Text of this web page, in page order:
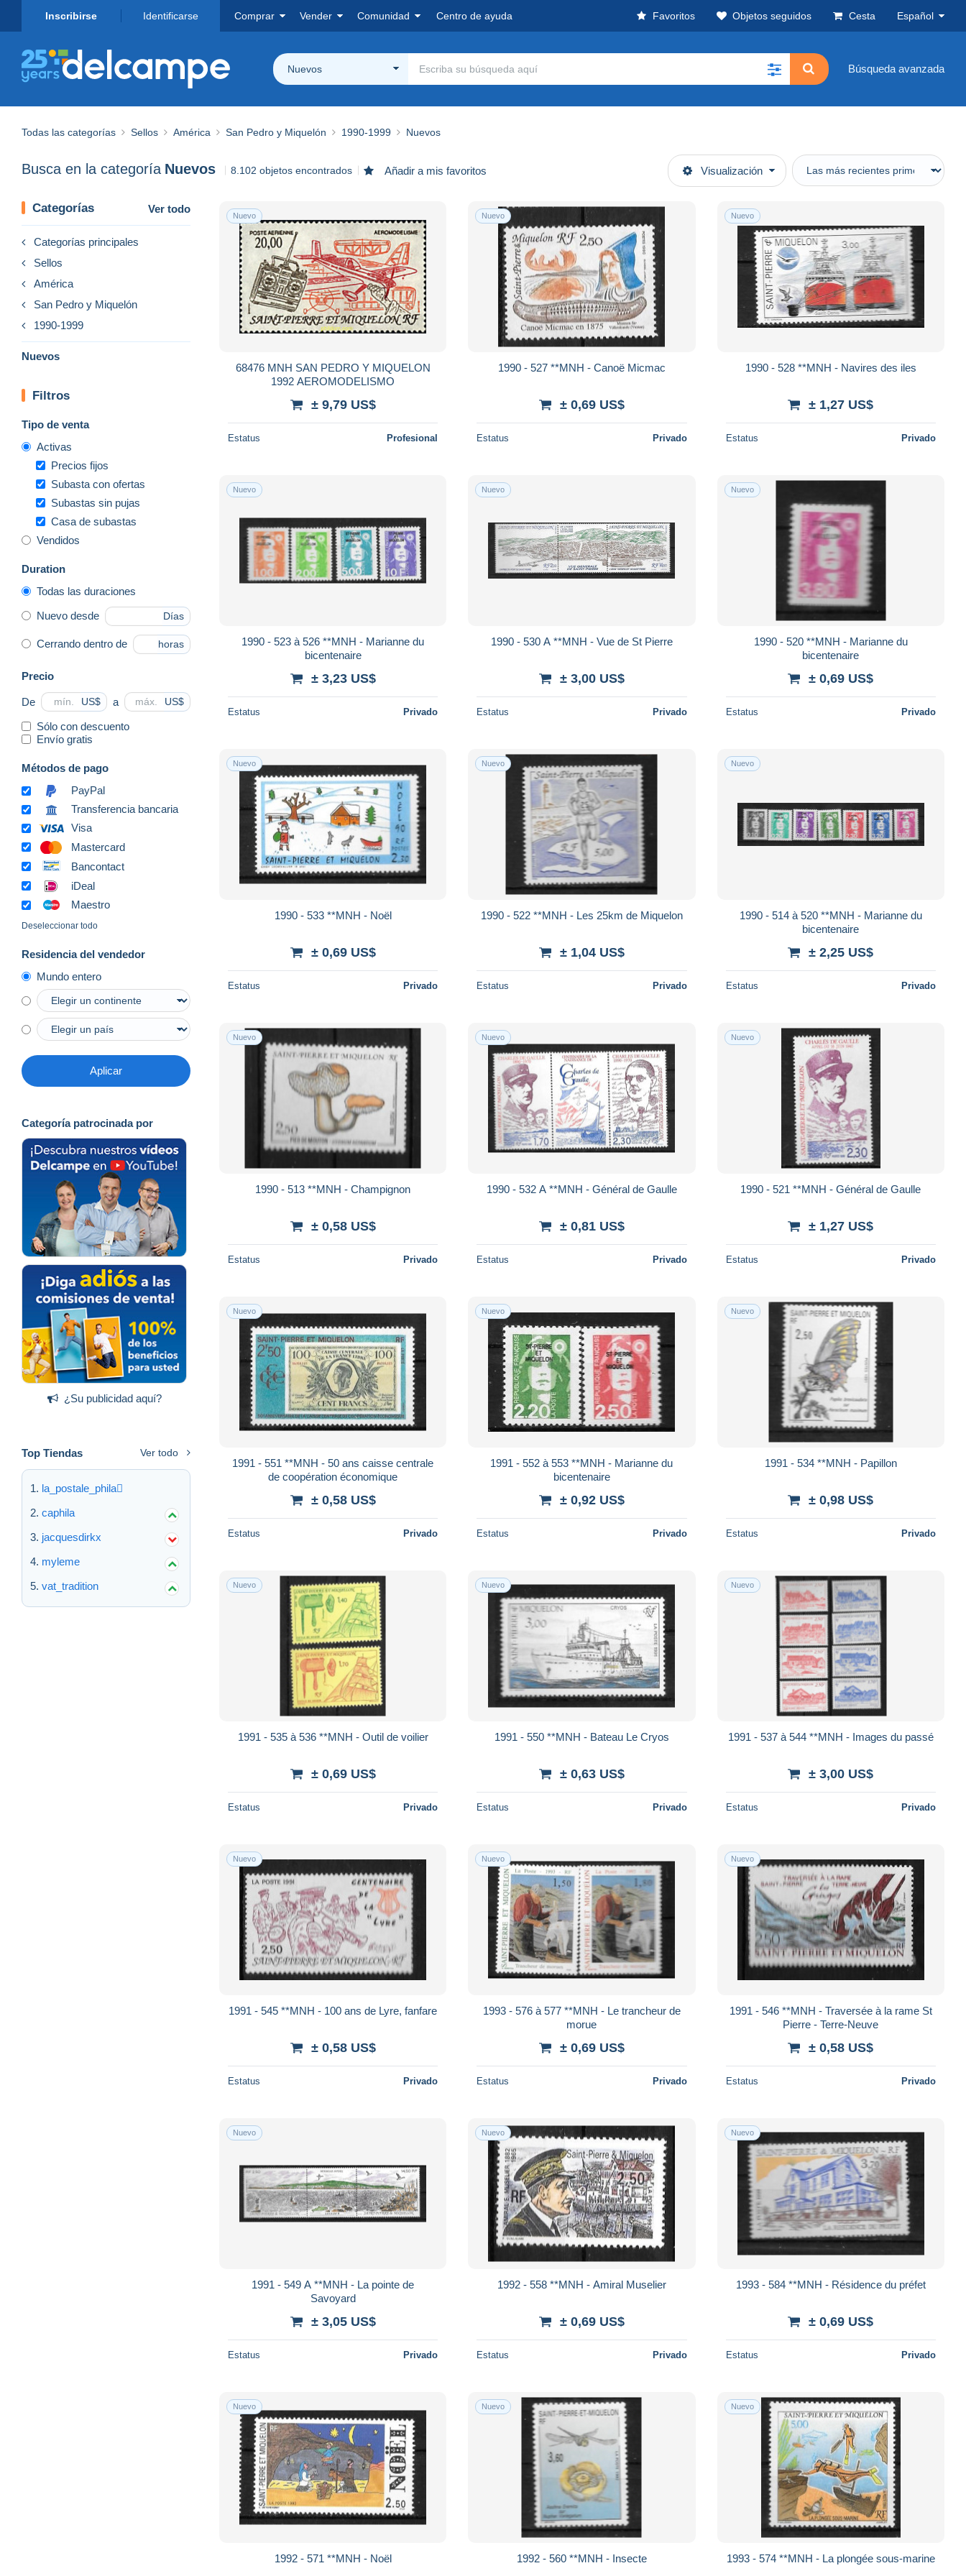
Inscribirse Identificarse Comprar Vender Comunidad Centro de ayuda Favoritos Objetos seguidos Cesta Español
Nuevos Búsqueda avanzada
Todas las categorías Sellos América San Pedro y Miquelón 1990-1999 Nuevos
Busca en la categoría Nuevos 8.102 objetos encontrados Añadir a mis favoritos Visualización
Categorías Ver todo
Categorías principales
Sellos
América
San Pedro y Miquelón
1990-1999
Nuevos
Filtros
Tipo de venta
Activas
Precios fijos
Subasta con ofertas
Subastas sin pujas
Casa de subastas
Vendidos
Duration
Todas las duraciones
Nuevo desde Días
Cerrando dentro de horas
Precio
De US$ a US$
Sólo con descuento
Envío gratis
Métodos de pago
PayPal
Transferencia bancaria
Visa
Mastercard
Bancontact
iDeal
Maestro
Deseleccionar todo
Residencia del vendedor
Mundo entero
Aplicar
Categoría patrocinada por
¿Su publicidad aquí?
Top Tiendas Ver todo
la_postale_phila
caphila
jacquesdirkx
myleme
vat_tradition
Nuevo
68476 MNH SAN PEDRO Y MIQUELON
1992 AEROMODELISMO
± 9,79 US$
Estatus Profesional
Nuevo
1990 - 527 **MNH - Canoë Micmac
± 0,69 US$
Estatus Privado
Nuevo
1990 - 528 **MNH - Navires des iles
± 1,27 US$
Estatus Privado
Nuevo
1990 - 523 à 526 **MNH - Marianne du
bicentenaire
± 3,23 US$
Estatus Privado
Nuevo
1990 - 530 A **MNH - Vue de St Pierre
± 3,00 US$
Estatus Privado
Nuevo
1990 - 520 **MNH - Marianne du
bicentenaire
± 0,69 US$
Estatus Privado
Nuevo
1990 - 533 **MNH - Noël
± 0,69 US$
Estatus Privado
Nuevo
1990 - 522 **MNH - Les 25km de Miquelon
± 1,04 US$
Estatus Privado
Nuevo
1990 - 514 à 520 **MNH - Marianne du
bicentenaire
± 2,25 US$
Estatus Privado
Nuevo
1990 - 513 **MNH - Champignon
± 0,58 US$
Estatus Privado
Nuevo
1990 - 532 A **MNH - Général de Gaulle
± 0,81 US$
Estatus Privado
Nuevo
1990 - 521 **MNH - Général de Gaulle
± 1,27 US$
Estatus Privado
Nuevo
1991 - 551 **MNH - 50 ans caisse centrale
de coopération économique
± 0,58 US$
Estatus Privado
Nuevo
1991 - 552 à 553 **MNH - Marianne du
bicentenaire
± 0,92 US$
Estatus Privado
Nuevo
1991 - 534 **MNH - Papillon
± 0,98 US$
Estatus Privado
Nuevo
1991 - 535 à 536 **MNH - Outil de voilier
± 0,69 US$
Estatus Privado
Nuevo
1991 - 550 **MNH - Bateau Le Cryos
± 0,63 US$
Estatus Privado
Nuevo
1991 - 537 à 544 **MNH - Images du passé
± 3,00 US$
Estatus Privado
Nuevo
1991 - 545 **MNH - 100 ans de Lyre, fanfare
± 0,58 US$
Estatus Privado
Nuevo
1993 - 576 à 577 **MNH - Le trancheur de
morue
± 0,69 US$
Estatus Privado
Nuevo
1991 - 546 **MNH - Traversée à la rame St
Pierre - Terre-Neuve
± 0,58 US$
Estatus Privado
Nuevo
1991 - 549 A **MNH - La pointe de
Savoyard
± 3,05 US$
Estatus Privado
Nuevo
1992 - 558 **MNH - Amiral Muselier
± 0,69 US$
Estatus Privado
Nuevo
1993 - 584 **MNH - Résidence du préfet
± 0,69 US$
Estatus Privado
Nuevo
1992 - 571 **MNH - Noël
Nuevo
1992 - 560 **MNH - Insecte
Nuevo
1993 - 574 **MNH - La plongée sous-marine